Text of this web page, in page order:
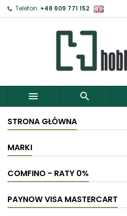
Telefon: +48 609 771 152
 
STRONA GŁÓWNA
MARKI
COMFINO - RATY 0%
PAYNOW VISA MASTERCART
Zaloguj
Aby zapisać produkty do
Anuluj